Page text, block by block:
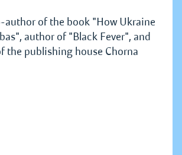
author of the book "How Ukraine
author of "Black Fever", and
the publishing house Chorna